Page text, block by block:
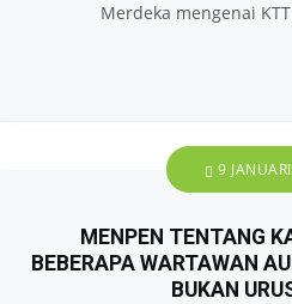
Merdeka mengenai
9
MENPEN TENTANG
BEBERAPA WARTAWAN
BUKAN